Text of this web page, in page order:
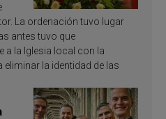
La ordenación tuvo lugar
antes tuvo que
a la Iglesia local con la
la identidad de las